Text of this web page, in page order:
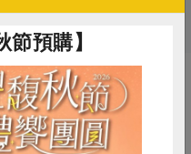
# 滷味
的產品
節預購】